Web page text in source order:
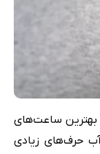
بهترین ساعت‌های
حرف‌های زیادی